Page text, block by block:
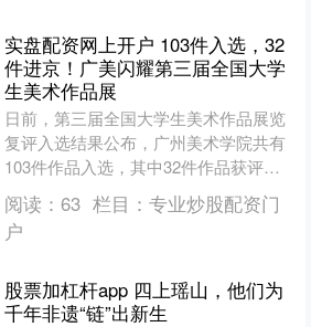
实盘配资网上开户 103件入选，32
件进京！广美闪耀第三届全国大学
生美术作品展
日前，第三届全国大学生美术作品展览
复评入选结果公布，广州美术学院共有
103件作品入选，其中32件作品获评进
京展览实盘配资网上开户，整体数量位
居全国院校前列。 本....
阅读： 63 栏目： 专业炒股配资门
户
股票加杠杆app 四上瑶山，他们为
千年非遗“链”出新生